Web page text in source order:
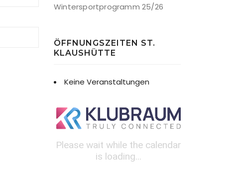
Wintersportprogramm 25/26
ÖFFNUNGSZEITEN ST.
KLAUSHÜTTE
Keine Veranstaltungen